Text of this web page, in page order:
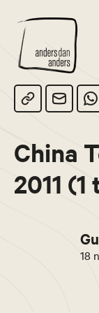
Anders
dan
Anders
China
2011
18